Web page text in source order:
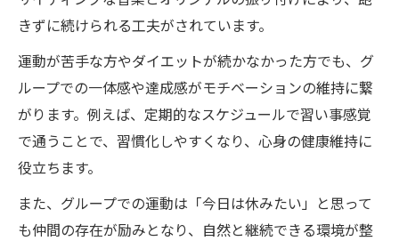
きずに続けられる工夫がされています。
運動が苦手な方やダイエットが続かなかった方でも、グ
ループでの一体感や達成感がモチベーションの維持に繋
がります。例えば、定期的なスケジュールで習い事感覚
で通うことで、習慣化しやすくなり、心身の健康維持に
役立ちます。
また、グループでの運動は「今日は休みたい」と思って
も仲間の存在が励みとなり、自然と継続できる環境が整